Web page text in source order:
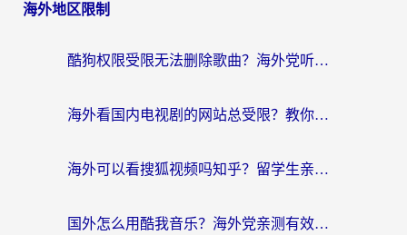
海外地区限制
酷狗权限受限无法删除歌曲？海外党听国内音乐的终极解决方案来了
海外看国内电视剧的网站总受限？教你选对回国加速器，轻松追热剧
海外可以看搜狐视频吗知乎？留学生亲测有效的回国加速器选择指南
国外怎么用酷我音乐？海外党亲测有效的回国加速方案，附千千音乐中文歌收听指南